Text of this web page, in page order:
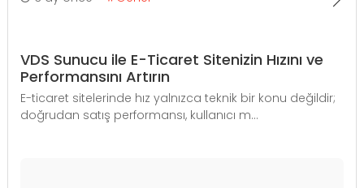
VDS Sunucu ile E-Ticaret Sitenizin Hızını ve
Performansını Artırın
E-ticaret sitelerinde hız yalnızca teknik bir konu değildir;
doğrudan satış performansı, kullanıcı m...